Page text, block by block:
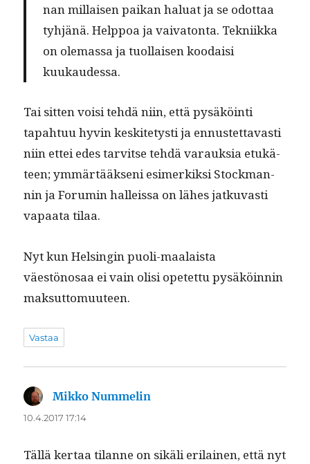
nan mil­laisen paikan halu­at ja se odot­taa
tyhjänä. Help­poa ja vai­va­ton­ta. Tekni­ik­ka
on ole­mas­sa ja tuol­laisen koodaisi
kuukaudessa.
Tai sit­ten voisi tehdä niin, että pysäköin­ti
tapah­tuu hyvin keskite­tysti ja ennustet­tavasti
niin ettei edes tarvitse tehdä varauk­sia etukä­
teen; ymmärtääk­seni esimerkik­si Stock­man­
nin ja Foru­min halleis­sa on läh­es jatku­vasti
vapaa­ta tilaa.
Nyt kun Helsin­gin puoli-maalaista
väestönosaa ei vain olisi opetet­tu pysäköin­nin
maksuttomuuteen.
Vastaa
Mikko Nummelin
10.4.2017 17:14
Täl­lä ker­taa tilanne on sikäli eri­lainen, että nyt